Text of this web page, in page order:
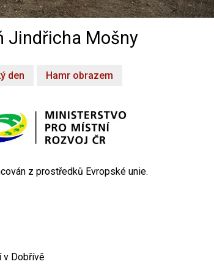
Jindřicha Mošny
den Hamr obrazem
z prostředků Evropské unie.
v Dobřívě